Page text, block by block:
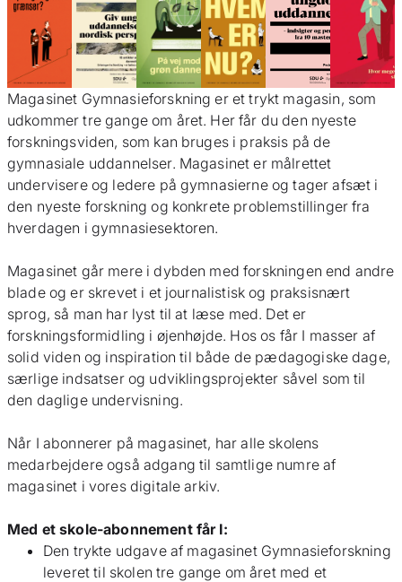
Magasinet Gymnasieforskning er et trykt magasin, som
udkommer tre gange om året. Her får du den nyeste
forskningsviden, som kan bruges i praksis på de
gymnasiale uddannelser. Magasinet er målrettet
undervisere og ledere på gymnasierne og tager afsæt i
den nyeste forskning og konkrete problemstillinger fra
hverdagen i gymnasiesektoren.
Magasinet går mere i dybden med forskningen end andre
blade og er skrevet i et journalistisk og praksisnært
sprog, så man har lyst til at læse med. Det er
forskningsformidling i øjenhøjde. Hos os får I masser af
solid viden og inspiration til både de pædagogiske dage,
særlige indsatser og udviklingsprojekter såvel som til
den daglige undervisning.
Når I abonnerer på magasinet, har alle skolens
medarbejdere også adgang til samtlige numre af
magasinet i vores digitale arkiv.
Med et skole-abonnement får I:
Den trykte udgave af magasinet Gymnasieforskning
leveret til skolen tre gange om året med et